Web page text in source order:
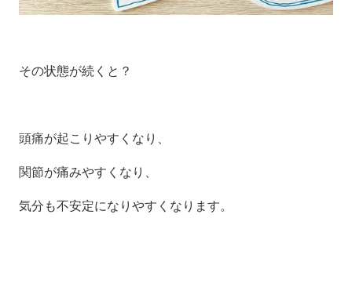
その状態が続くと？
頭痛が起こりやすくなり、
関節が痛みやすくなり、
気分も不安定になりやすくなります。